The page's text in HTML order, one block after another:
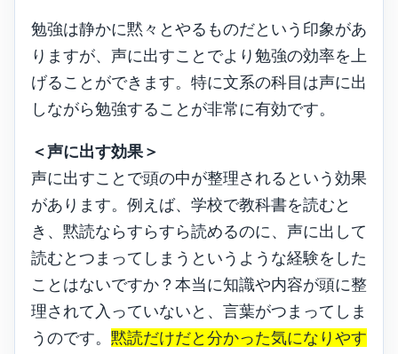
勉強は静かに黙々とやるものだという印象があ
りますが、声に出すことでより勉強の効率を上
げることができます。特に文系の科目は声に出
しながら勉強することが非常に有効です。
＜声に出す効果＞
声に出すことで頭の中が整理されるという効果
があります。例えば、学校で教科書を読むと
き、黙読ならすらすら読めるのに、声に出して
読むとつまってしまうというような経験をした
ことはないですか？本当に知識や内容が頭に整
理されて入っていないと、言葉がつまってしま
うのです。 黙読だけだと分かった気になりやす